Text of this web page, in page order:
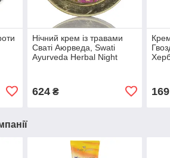
Нічний крем із травами
Сваті Аюрведа, Swati
Ayurveda Herbal Night
624₴ 169